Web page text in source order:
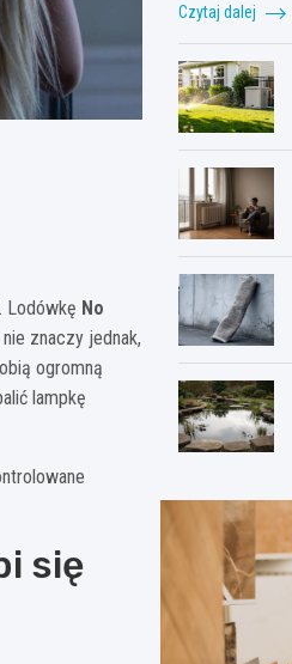
Lodówkę No
znaczy jednak,
ogromną
lampkę
się
Czytaj dalej